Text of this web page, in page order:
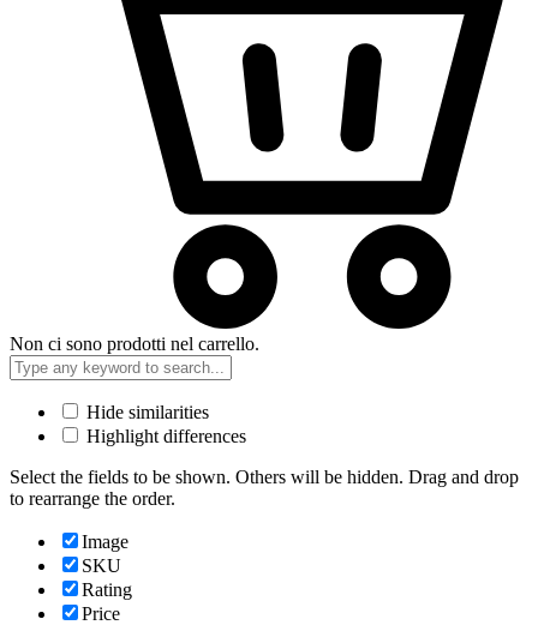
Non ci sono prodotti nel carrello.
Hide similarities
Highlight differences
Select the fields to be shown. Others will be hidden. Drag and drop
to rearrange the order.
Image
SKU
Rating
Price